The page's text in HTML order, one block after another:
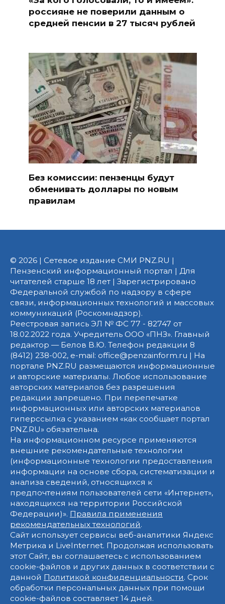
россияне не поверили данным о
средней пенсии в 27 тысяч рублей
Без комиссии: пензенцы будут
обменивать доллары по новым
правилам
© 2026 | Сетевое издание СМИ PNZ.RU |
Пензенский информационный портал | Для
читателей старше 18 лет | Зарегистрировано
Федеральной службой по надзору в сфере
связи, информационных технологий и массовых
коммуникаций (Роскомнадзор).
Реестровая запись ЭЛ № ФС 77 - 82747 от
18.02.2022 года. Учредитель ООО «ПНЗ». Главный
редактор — Белов В.Ю. Телефон редакции 8
(8412) 238-002, e-mail: office@penzainform.ru | На
портале PNZ.RU размещаются информационные
и авторские материалы. Любое использование
авторских материалов без разрешения
редакции запрещено. При перепечатке
информационных или авторских материалов
гиперссылка с указанием «как сообщает портал
PNZ.RU» обязательна.
На информационном ресурсе применяются
внешние рекомендательные технологии
(информационные технологии предоставления
информации на основе сбора, систематизации и
анализа сведений, относящихся к
предпочтениям пользователей сети «Интернет»,
находящихся на территории Российской
Федерации)». Правила применения
рекомендательных технологий.
Сайт использует сервисы веб-аналитики Яндекс
Метрика и LiveInternet. Продолжая использовать
этот Сайт, вы соглашаетесь с использованием
cookie-файлов и других данных в соответствии с
данной Политикой конфиденциальности. Срок
обработки персональных данных при помощи
cookie-файлов составляет 14 дней.